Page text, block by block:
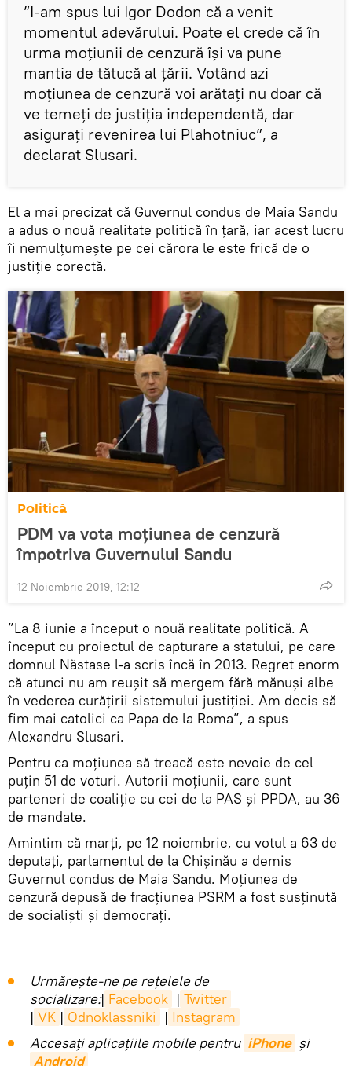
”I-am spus lui Igor Dodon că a venit
momentul adevărului. Poate el crede că în
urma moțiunii de cenzură își va pune
mantia de tătucă al țării. Votând azi
moțiunea de cenzură voi arătaţi nu doar că
ve temeţi de justiţia independentă, dar
asiguraţi revenirea lui Plahotniuc”, a
declarat Slusari.
El a mai precizat că Guvernul condus de Maia Sandu
a adus o nouă realitate politică în țară, iar acest lucru
îi nemulțumește pe cei cărora le este frică de o
justiție corectă.
Politică
PDM va vota moțiunea de cenzură
împotriva Guvernului Sandu
12 Noiembrie 2019, 12:12
”La 8 iunie a început o nouă realitate politică. A
început cu proiectul de capturare a statului, pe care
domnul Năstase l-a scris încă în 2013. Regret enorm
că atunci nu am reușit să mergem fără mănuşi albe
în vederea curăţirii sistemului justiţiei. Am decis să
fim mai catolici ca Papa de la Roma”, a spus
Alexandru Slusari.
Pentru ca moțiunea să treacă este nevoie de cel
puțin 51 de voturi. Autorii moțiunii, care sunt
parteneri de coaliție cu cei de la PAS și PPDA, au 36
de mandate.
Amintim că marți, pe 12 noiembrie, cu votul a 63 de
deputați, parlamentul de la Chișinău a demis
Guvernul condus de Maia Sandu. Moțiunea de
cenzură depusă de fracțiunea PSRM a fost susținută
de socialiști și democrați.
Urmărește-ne pe rețelele de
socializare:| Facebook | Twitter
| VK | Odnoklassniki | Instagram
Accesaţi aplicaţiile mobile pentru iPhone și
Android